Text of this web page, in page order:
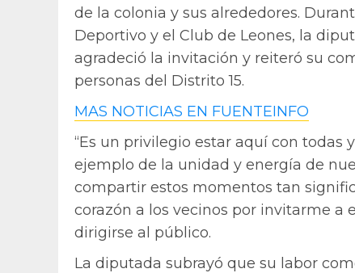
de la colonia y sus alrededores.
Deportivo y el Club de Leones, la
agradeció la invitación y reiteró su
personas del Distrito 15.
MAS NOTICIAS EN FUENTEINFO
“Es un privilegio estar aquí con todas
ejemplo de la unidad y energía de
compartir estos momentos tan
corazón a los vecinos por invitarme a
dirigirse al público.
La diputada subrayó que su labor